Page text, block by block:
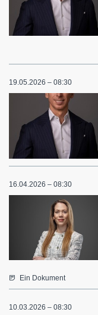
19.05.2026 – 08:30
16.04.2026 – 08:30
Ein Dokument
10.03.2026 – 08:30